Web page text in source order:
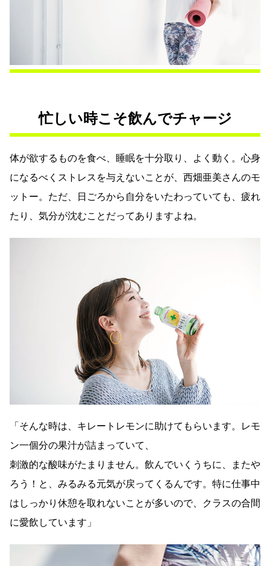
忙しい時こそ飲んでチャージ
体が欲するものを食べ、睡眠を十分取り、よく動く。心身
になるべくストレスを与えないことが、西畑亜美さんのモ
ットー。ただ、日ごろから自分をいたわっていても、疲れ
たり、気分が沈むことだってありますよね。
「そんな時は、キレートレモンに助けてもらいます。レモ
ン一個分の果汁が詰まっていて、
刺激的な酸味がたまりません。飲んでいくうちに、またや
ろう！と、みるみる元気が戻ってくるんです。特に仕事中
はしっかり休憩を取れないことが多いので、クラスの合間
に愛飲しています」